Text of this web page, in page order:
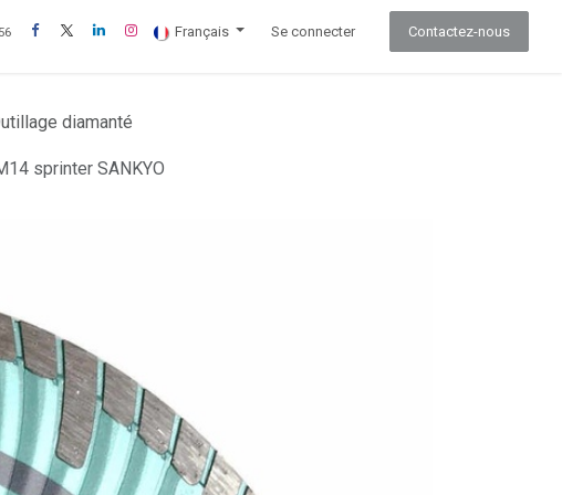
Français Se connecter Contactez-nous
diamanté
sprinter SANKYO